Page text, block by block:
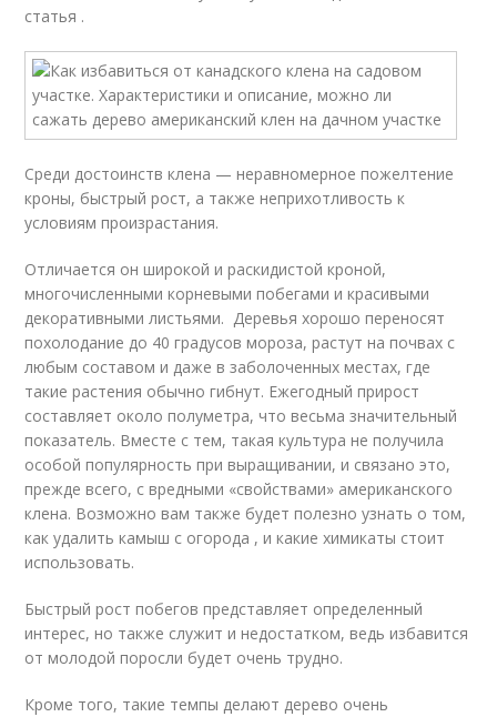
статья .
Среди достоинств клена — неравномерное пожелтение
кроны, быстрый рост, а также неприхотливость к
условиям произрастания.
Отличается он широкой и раскидистой кроной,
многочисленными корневыми побегами и красивыми
декоративными листьями. Деревья хорошо переносят
похолодание до 40 градусов мороза, растут на почвах с
любым составом и даже в заболоченных местах, где
такие растения обычно гибнут. Ежегодный прирост
составляет около полуметра, что весьма значительный
показатель. Вместе с тем, такая культура не получила
особой популярность при выращивании, и связано это,
прежде всего, с вредными «свойствами» американского
клена. Возможно вам также будет полезно узнать о том,
как удалить камыш с огорода , и какие химикаты стоит
использовать.
Быстрый рост побегов представляет определенный
интерес, но также служит и недостатком, ведь избавится
от молодой поросли будет очень трудно.
Кроме того, такие темпы делают дерево очень